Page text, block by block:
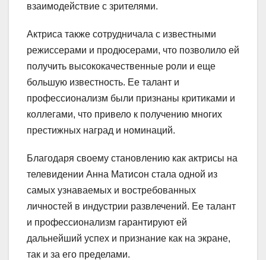
взаимодействие с зрителями.
Актриса также сотрудничала с известными
режиссерами и продюсерами, что позволило ей
получить высококачественные роли и еще
большую известность. Ее талант и
профессионализм были признаны критиками и
коллегами, что привело к получению многих
престижных наград и номинаций.
Благодаря своему становлению как актрисы на
телевидении Анна Матисон стала одной из
самых узнаваемых и востребованных
личностей в индустрии развлечений. Ее талант
и профессионализм гарантируют ей
дальнейший успех и признание как на экране,
так и за его пределами.